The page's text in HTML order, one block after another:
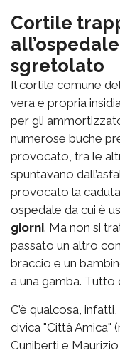
Cortile
sgretolato
Il cortile comune
vera e propria
per gli
numerose buche
provocato, tra le
spuntavano
provocato la
ospedale da cui è
giorni. Ma non si
passato un altro
braccio e un
a una gamba. Tutto
C’è qualcosa,
civica "Città Amica"
Cuniberti e